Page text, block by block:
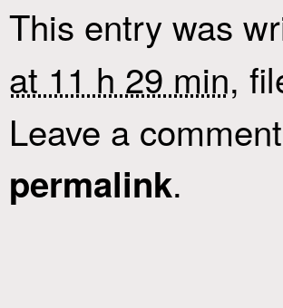
This entry was
at 11 h 29 min,
Leave a
permalink.